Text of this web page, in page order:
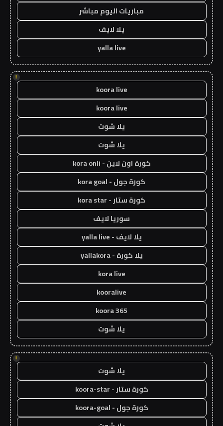
مباريات اليوم مباشر
يلا لايف
yalla live
!
koora live
koora live
يلا شوت
يلا شوت
كورة اون لاين - kora onli
كورة جول - kora goal
كورة ستار - kora star
سوريا لايف
يلا لايف - yalla live
يلا كورة - yallakora
kora live
kooralive
koora 365
يلا شوت
!
يلا شوت
كورة ستار - koora-star
كورة جول - koora-goal